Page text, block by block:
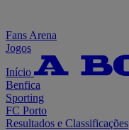
Fans Arena
Jogos
Início
Benfica
Sporting
FC Porto
Resultados e Classificações